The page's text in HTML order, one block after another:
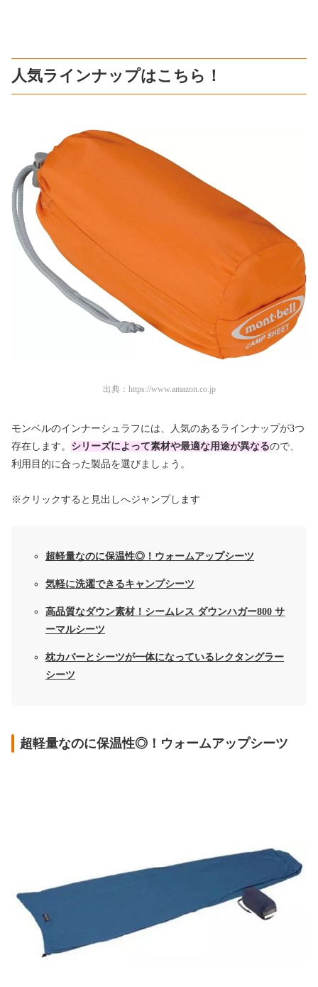
人気ラインナップはこちら！
出典： https://www.amazon.co.jp
モンベルのインナーシュラフには、人気のあるラインナップが3つ
存在します。 シリーズによって素材や最適な用途が異なるので、
利用目的に合った製品を選びましょう。
※クリックすると見出しへジャンプします
超軽量なのに保温性◎！ウォームアップシーツ
気軽に洗濯できるキャンプシーツ
高品質なダウン素材！シームレス ダウンハガー800 サ
ーマルシーツ
枕カバーとシーツが一体になっているレクタングラー
シーツ
超軽量なのに保温性◎！ウォームアップシーツ